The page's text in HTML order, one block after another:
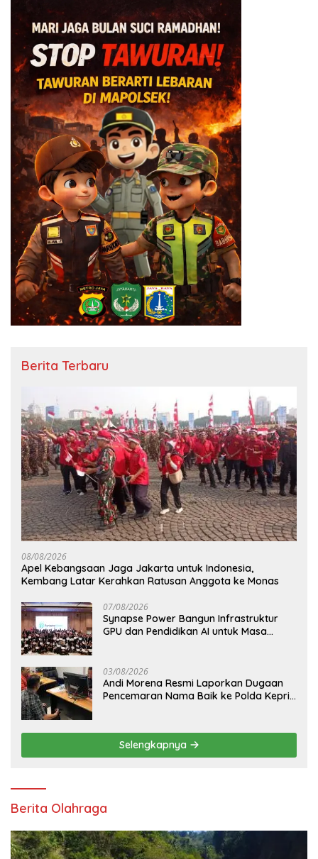
Berita Terbaru
08/08/2026
Apel Kebangsaan Jaga Jakarta untuk Indonesia,
Kembang Latar Kerahkan Ratusan Anggota ke Monas
07/08/2026
Synapse Power Bangun Infrastruktur
GPU dan Pendidikan AI untuk Masa
03/08/2026
Andi Morena Resmi Laporkan Dugaan
Pencemaran Nama Baik ke Polda Kepri,
Selengkapnya
Berita Olahraga